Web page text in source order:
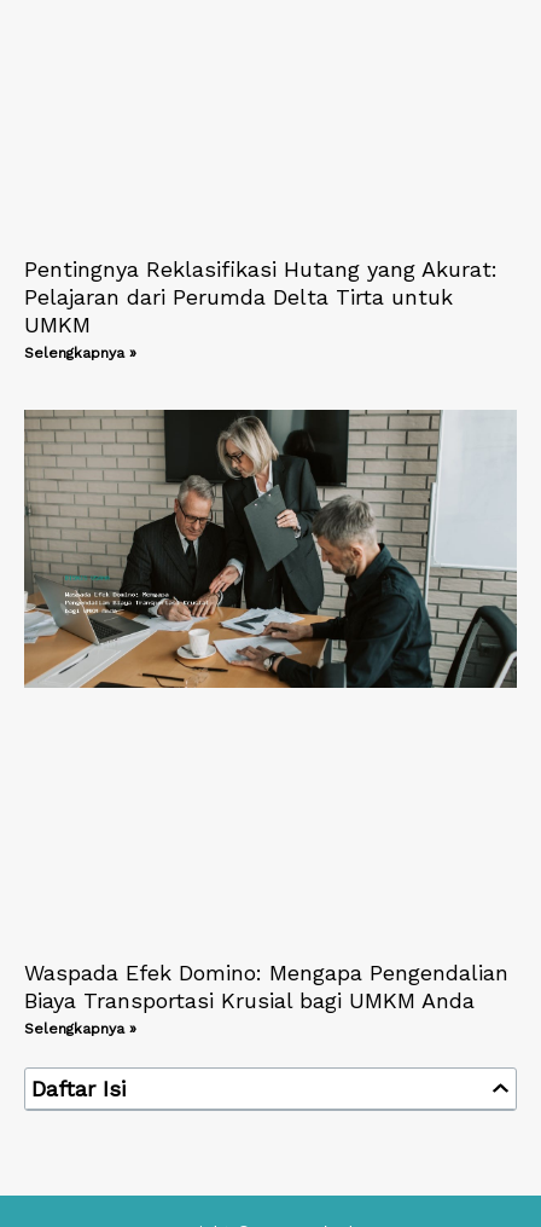
Pentingnya Reklasifikasi Hutang yang Akurat:
Pelajaran dari Perumda Delta Tirta untuk
UMKM
Selengkapnya »
Waspada Efek Domino: Mengapa Pengendalian
Biaya Transportasi Krusial bagi UMKM Anda
Selengkapnya »
Daftar Isi